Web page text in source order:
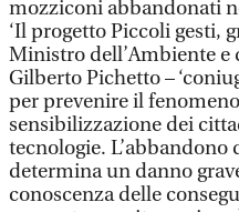
mozziconi abbandonati
‘Il progetto Piccoli gesti,
Ministro dell’Ambiente e
Gilberto Pichetto –
per prevenire il
sensibilizzazione dei
tecnologie.
determina un danno
conoscenza delle